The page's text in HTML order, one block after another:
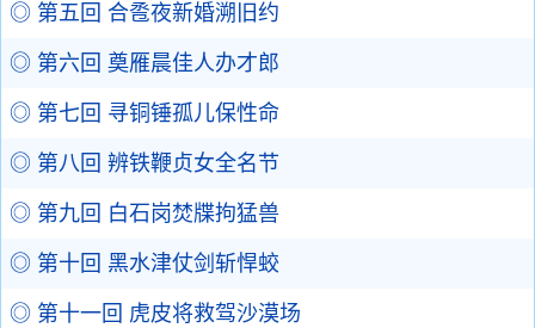
◎ 第五回 合卺夜新婚溯旧约
◎ 第六回 奠雁晨佳人办才郎
◎ 第七回 寻铜锤孤儿保性命
◎ 第八回 辨铁鞭贞女全名节
◎ 第九回 白石岗焚牒拘猛兽
◎ 第十回 黑水津仗剑斩悍蛟
◎ 第十一回 虎皮将救驾沙漠场